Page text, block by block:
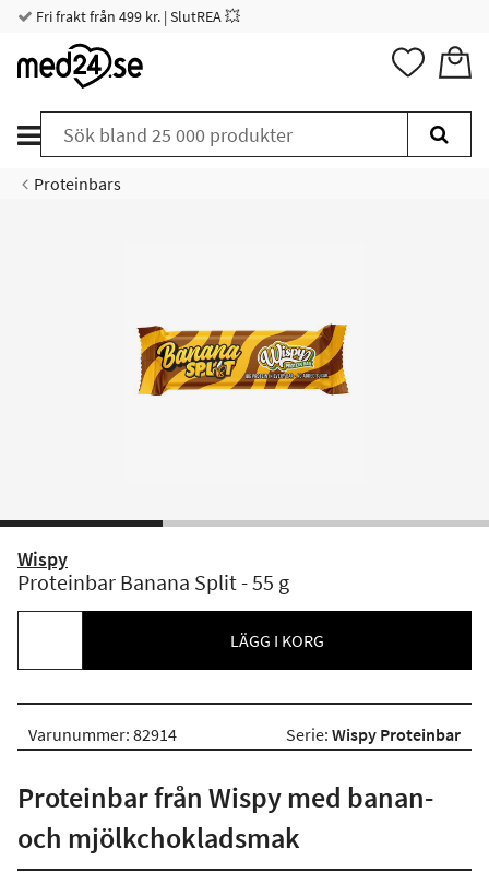
Fri frakt från 499 kr. | SlutREA 💥
Proteinbars
Wispy
Proteinbar Banana Split - 55 g
LÄGG I KORG
Varunummer: 82914 Serie: Wispy Proteinbar
Proteinbar från Wispy med banan-
och mjölkchokladsmak